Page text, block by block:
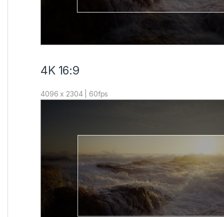
4K 16:9
4096 x 2304 | 60fps